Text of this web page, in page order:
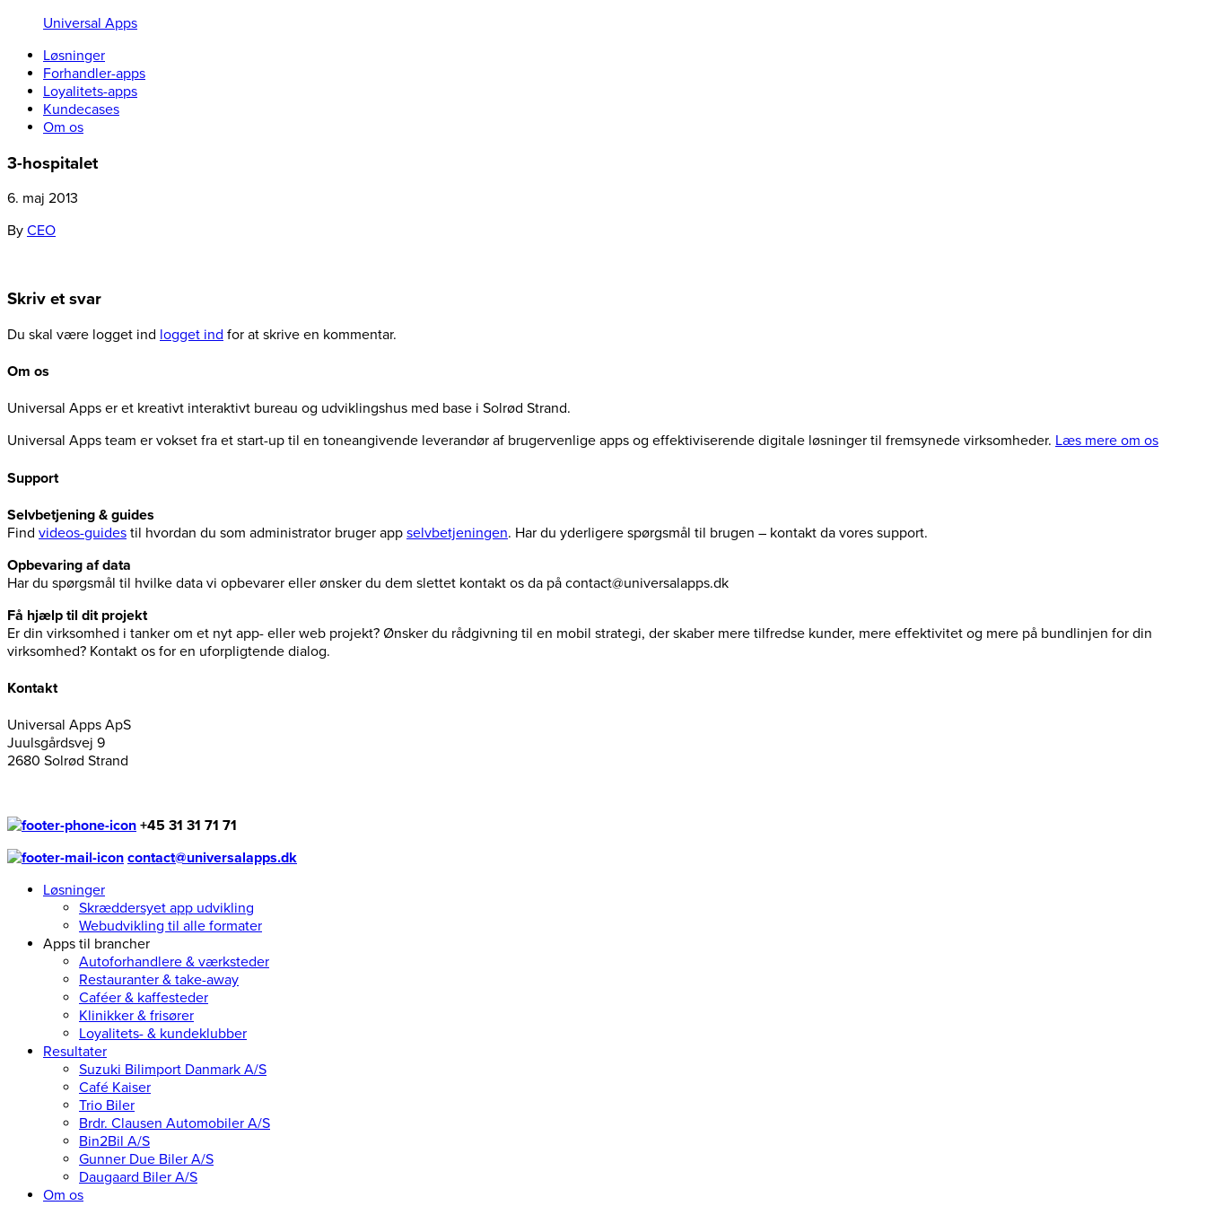
Universal Apps
Løsninger
Forhandler-apps
Loyalitets-apps
Kundecases
Om os
3-hospitalet
6. maj 2013
By CEO
Skriv et svar
Du skal være logget ind logget ind for at skrive en kommentar.
Om os
Universal Apps er et kreativt interaktivt bureau og udviklingshus med base i Solrød Strand.
Universal Apps team er vokset fra et start-up til en toneangivende leverandør af brugervenlige apps og effektiviserende digitale løsninger til fremsynede virksomheder. Læs mere om os
Support
Selvbetjening & guides
Find videos-guides til hvordan du som administrator bruger app selvbetjeningen. Har du yderligere spørgsmål til brugen – kontakt da vores support.
Opbevaring af data
Har du spørgsmål til hvilke data vi opbevarer eller ønsker du dem slettet kontakt os da på contact@universalapps.dk
Få hjælp til dit projekt
Er din virksomhed i tanker om et nyt app- eller web projekt? Ønsker du rådgivning til en mobil strategi, der skaber mere tilfredse kunder, mere effektivitet og mere på bundlinjen for din
virksomhed? Kontakt os for en uforpligtende dialog.
Kontakt
Universal Apps ApS
Juulsgårdsvej 9
2680 Solrød Strand
+45 31 31 71 71
contact@universalapps.dk
Løsninger
Skræddersyet app udvikling
Webudvikling til alle formater
Apps til brancher
Autoforhandlere & værksteder
Restauranter & take-away
Caféer & kaffesteder
Klinikker & frisører
Loyalitets- & kundeklubber
Resultater
Suzuki Bilimport Danmark A/S
Café Kaiser
Trio Biler
Brdr. Clausen Automobiler A/S
Bin2Bil A/S
Gunner Due Biler A/S
Daugaard Biler A/S
Om os